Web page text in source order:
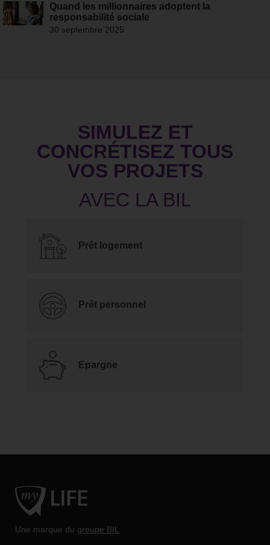
Quand les millionnaires adoptent la
responsabilité sociale
30 septembre 2025
SIMULEZ ET
CONCRÉTISEZ TOUS
VOS PROJETS
Prêt logement
Prêt personnel
Epargne
Une marque du groupe BIL